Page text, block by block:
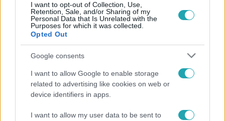
I want to opt-out of Collection, Use,
Retention, Sale, and/or Sharing of my
Personal Data that Is Unrelated with the
Purposes for which it was collected.
Opted Out
Google consents
I want to allow Google to enable storage
related to advertising like cookies on web or
device identifiers in apps.
I want to allow my user data to be sent to
Rubint Réka: A betegség megtanított türelmesnek